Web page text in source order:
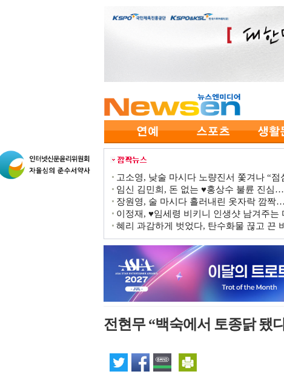
고소영, 낮술 마시다 노량진서 쫓겨나 “
임신 김민희, 돈 없는 ♥홍상수 불륜 진심
장원영, 술 마시다 흘러내린 옷자락 깜짝
이정재, ♥임세령 비키니 인생샷 남겨주
혜리 과감하게 벗었다, 탄수화물 끊고 끈
전현무 “백숙에서 토종닭 됐